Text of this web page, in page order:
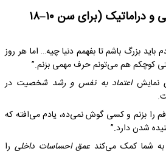
۱) مونولوگ‌های احساسی و دراماتیک (برای سن ۱۰–۱۸
بزرگ باشم تا بفهمم دنیا چیه… اما هر روز
کوچکم هم می‌تونم حرف مهمی بزنم.”
نمایشاعتماد به نفس و رشد شخصیت در
را بزنم و کسی گوش نمی‌ده، یادم می‌افته که
شدن دارد.”
شما کمک می‌کند عمق احساسات داخلی را